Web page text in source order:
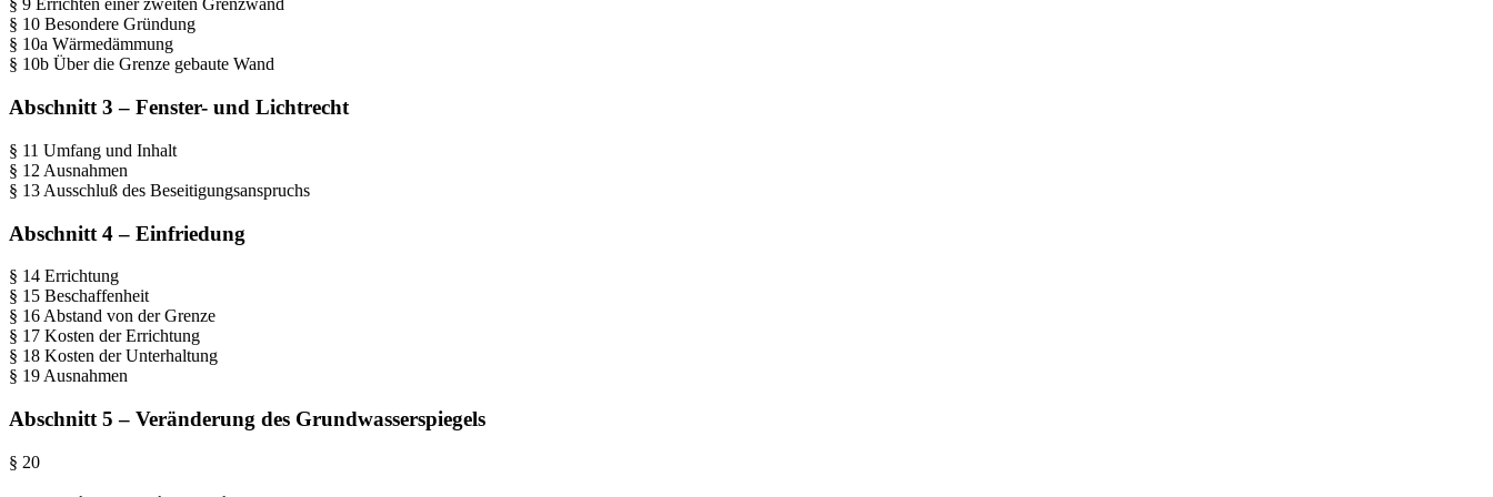
§ 9 Errichten einer zweiten Grenzwand
§ 10 Besondere Gründung
§ 10a Wärmedämmung
§ 10b Über die Grenze gebaute Wand
Abschnitt 3 – Fenster- und Lichtrecht
§ 11 Umfang und Inhalt
§ 12 Ausnahmen
§ 13 Ausschluß des Beseitigungsanspruchs
Abschnitt 4 – Einfriedung
§ 14 Errichtung
§ 15 Beschaffenheit
§ 16 Abstand von der Grenze
§ 17 Kosten der Errichtung
§ 18 Kosten der Unterhaltung
§ 19 Ausnahmen
Abschnitt 5 – Veränderung des Grundwasserspiegels
§ 20